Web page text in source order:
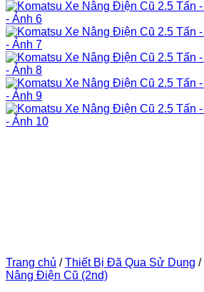
Trang chủ / Thiết Bị Đã Qua Sử Dụng /
Nâng Điện Cũ (2nd)